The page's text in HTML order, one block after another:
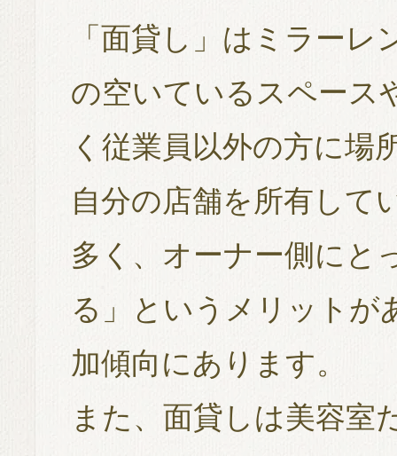
「面貸し」はミラー
の空いているスペース
く従業員以外の方に場
自分の店舗を所有して
多く、オーナー側にと
る」というメリットが
加傾向にあります。
また、面貸しは美容室